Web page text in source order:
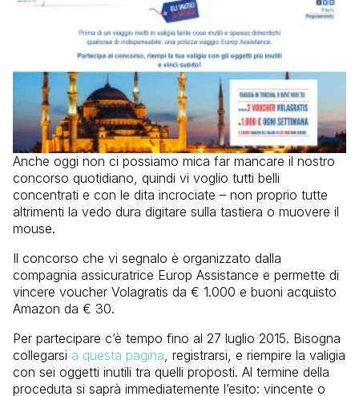
Anche oggi non ci possiamo mica far mancare il nostro
concorso quotidiano, quindi vi voglio tutti belli
concentrati e con le dita incrociate – non proprio tutte
altrimenti la vedo dura digitare sulla tastiera o muovere il
mouse.
Il concorso che vi segnalo è organizzato dalla
compagnia assicuratrice Europ Assistance e permette di
vincere voucher Volagratis da € 1.000 e buoni acquisto
Amazon da € 30.
Per partecipare c’è tempo fino al 27 luglio 2015. Bisogna
collegarsi a questa pagina , registrarsi, e riempire la valigia
con sei oggetti inutili tra quelli proposti. Al termine della
proceduta si saprà immediatemente l’esito: vincente o